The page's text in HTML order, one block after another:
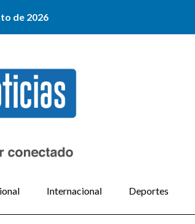
de 2026
Internacional Deportes